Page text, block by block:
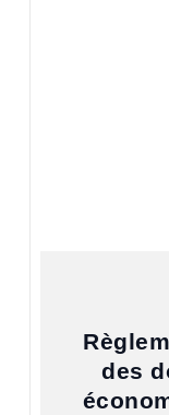
des